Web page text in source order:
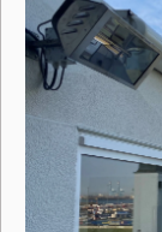
Erik
Ondertussen
Infraroodexpert.
letterlijk nemen
en geen moeite
graag en dat
uw leven. Een